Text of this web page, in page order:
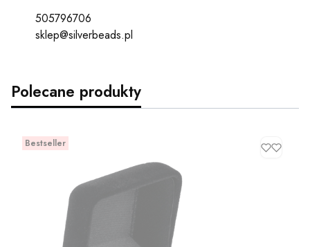
505796706
sklep@silverbeads.pl
Polecane produkty
Bestseller